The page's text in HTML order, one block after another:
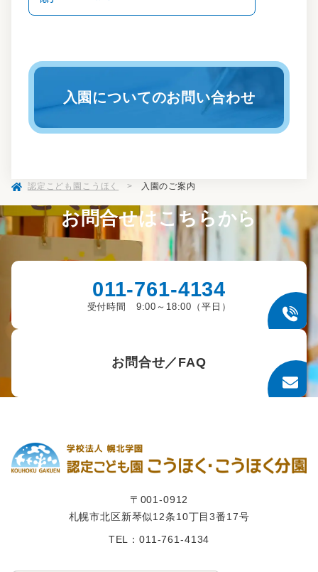
入園についてのお問い合わせ
認定こども園こうほく > 入園のご案内
お問合せはこちらから
011-761-4134
受付時間 9:00～18:00（平日）
お問合せ／FAQ
〒001-0912
札幌市北区新琴似12条10丁目3番17号
TEL：011-761-4134